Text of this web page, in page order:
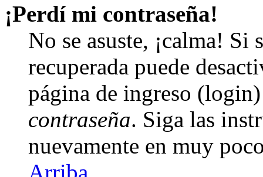
¡Perdí mi contraseña!
No se asuste, ¡calma! Si
recuperada puede
página de ingreso
contraseña. Siga las
nuevamente en muy
Arriba